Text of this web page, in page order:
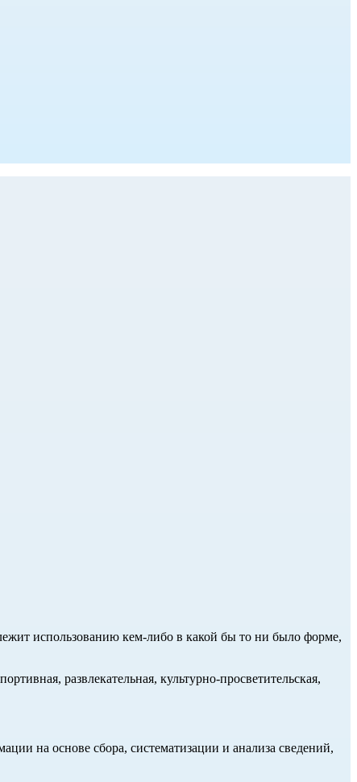
использованию кем-либо в какой бы то ни было форме,
развлекательная, культурно-просветительская,
на основе сбора, систематизации и анализа сведений,